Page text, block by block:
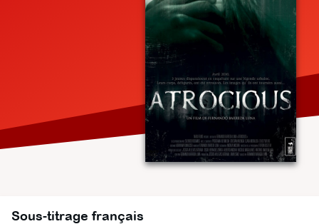
Sous-titrage français